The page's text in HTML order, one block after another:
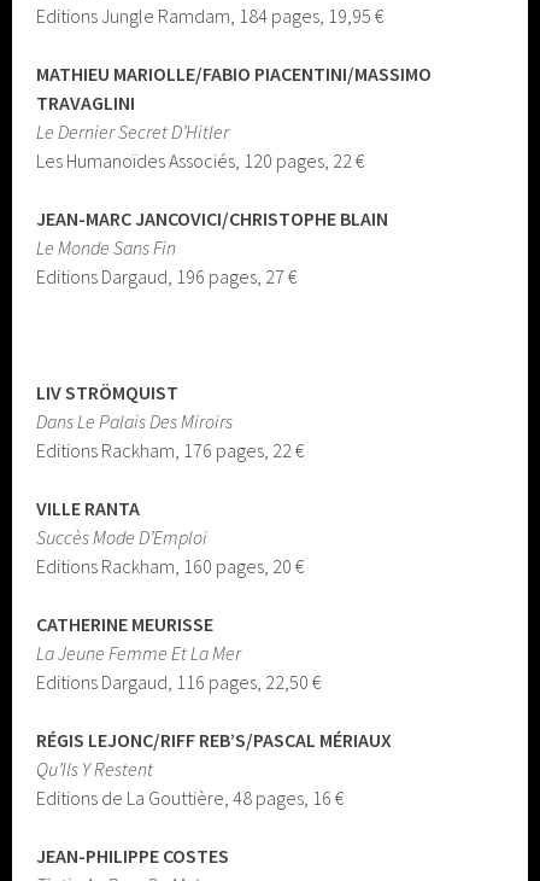
Editions Jungle Ramdam, 184 pages, 19,95 €
MATHIEU MARIOLLE/FABIO PIACENTINI/MASSIMO
TRAVAGLINI
Le Dernier Secret D’Hitler
Les Humanoïdes Associés, 120 pages, 22 €
JEAN-MARC JANCOVICI/CHRISTOPHE BLAIN
Le Monde Sans Fin
Editions Dargaud, 196 pages, 27 €
LIV STRÖMQUIST
Dans Le Palais Des Miroirs
Editions Rackham, 176 pages, 22 €
VILLE RANTA
Succès Mode D’Emploi
Editions Rackham, 160 pages, 20 €
CATHERINE MEURISSE
La Jeune Femme Et La Mer
Editions Dargaud, 116 pages, 22,50 €
RÉGIS LEJONC/RIFF REB’S/PASCAL MÉRIAUX
Qu’Ils Y Restent
Editions de La Gouttière, 48 pages, 16 €
JEAN-PHILIPPE COSTES